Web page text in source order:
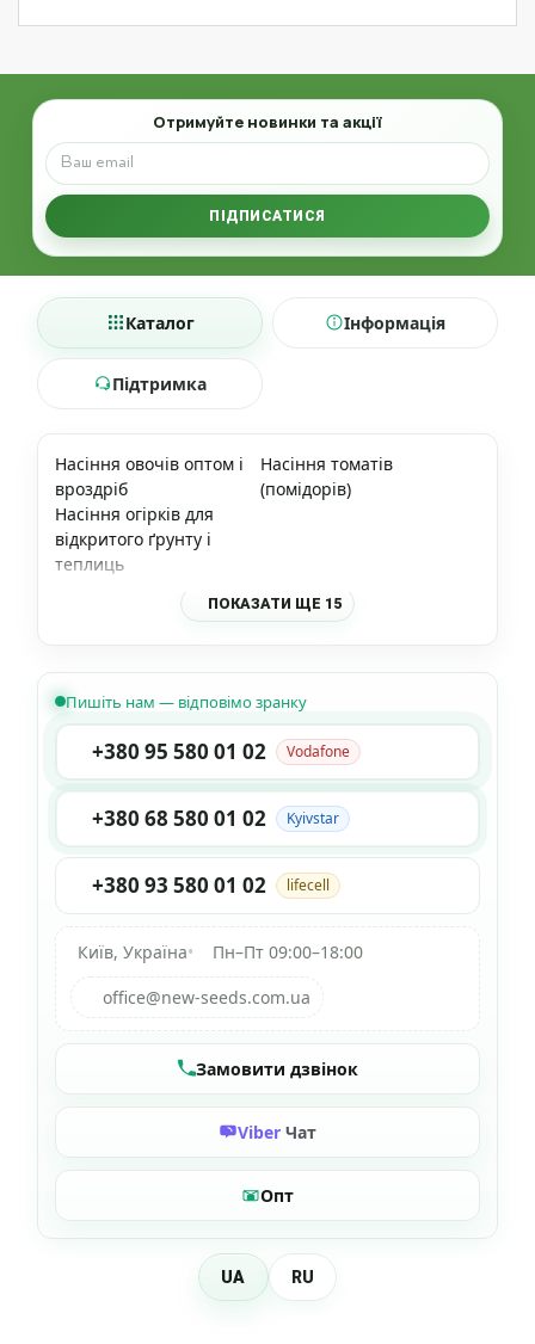
Email
Отримуйте новинки та акції
ПІДПИСАТИСЯ
Каталог Інформація
Підтримка
Насіння овочів оптом і
вроздріб
Насіння томатів
(помідорів)
Насіння огірків для
відкритого ґрунту і
теплиць
ПОКАЗАТИ ЩЕ 15
Пишіть нам — відповімо зранку
+380 95 580 01 02 Vodafone
+380 68 580 01 02 Kyivstar
+380 93 580 01 02 lifecell
Київ, Україна•
Пн–Пт 09:00–18:00
office@new-seeds.com.ua
Замовити дзвінок
Viber Чат
Опт
UA RU